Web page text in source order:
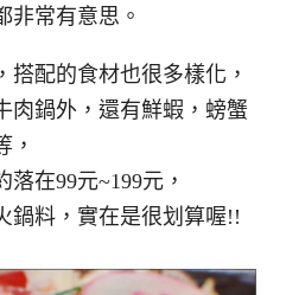
非常有意思。
搭配的食材也很多樣化，
肉鍋外，還有鮮蝦，螃蟹
，
在99元~199元，
鍋料，實在是很划算喔!!